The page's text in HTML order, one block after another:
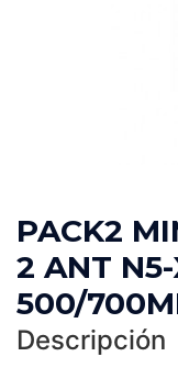
PACK2
2 ANT
500/
Descripción